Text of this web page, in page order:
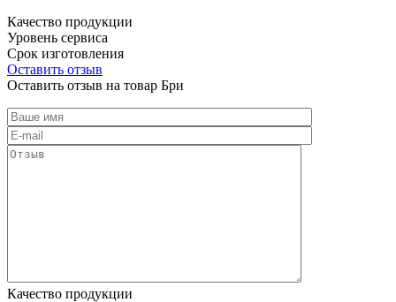
Качество продукции
Уровень сервиса
Срок изготовления
Оставить отзыв
Оставить отзыв на товар Бри
Качество продукции